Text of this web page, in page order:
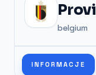
belgium
INFORMACJE